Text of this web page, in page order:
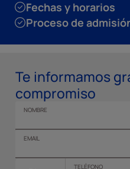
Fechas y horarios
Proceso de
Te informamos
compromiso
NOMBRE
EMAIL
TELÉFONO